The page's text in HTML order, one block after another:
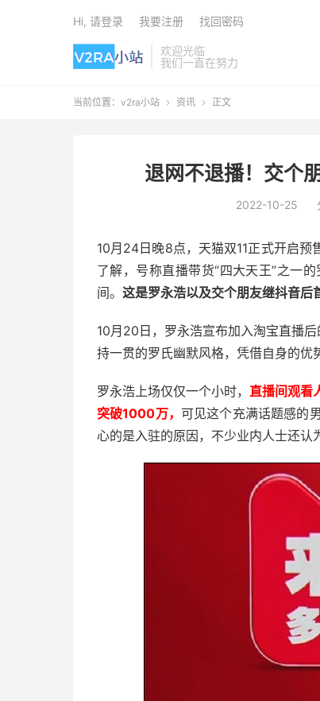
欢迎光临
我们一直在努力
Hi, 请登录 我要注册 找回密码
当前位置： v2ra小站  资讯  正文
退网不退播！交个
2022-10-25
10月24日晚8点，天猫双11正式开启预
了解，号称直播带货“四大天王”之一
间。 这是罗永浩以及交个朋友继抖音后
10月20日，罗永浩宣布加入淘宝直播
持一贯的罗氏幽默风格，凭借自身的优
罗永浩上场仅仅一个小时，直播间观看
突破1000万， 可见这个充满话题感的
心的是入驻的原因，不少业内人士还认